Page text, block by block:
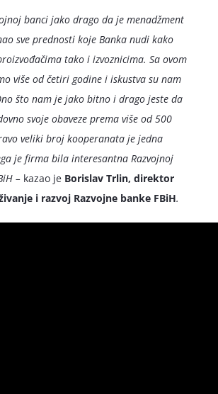
banci jako drago da je menadžment
sve prednosti koje Banka nudi kako
tako i izvoznicima. Sa ovom
više od četiri godine i iskustva su nam
što nam je jako bitno i drago jeste da
svoje obaveze prema više od 500
veliki broj kooperanata je jedna
je firma bila interesantna Razvojnoj
– kazao je Borislav Trlin, direktor
i razvoj Razvojne banke FBiH.